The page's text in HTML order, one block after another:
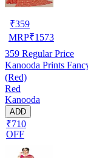
₹359
MRP₹1573
359 Regular Price
Kanooda Prints
(Red)
Red
Kanooda
ADD
₹710
OFF